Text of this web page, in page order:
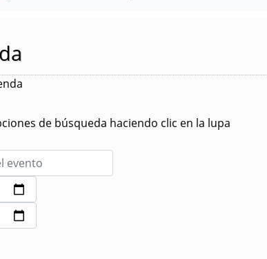
de búsqueda haciendo clic en la lupa